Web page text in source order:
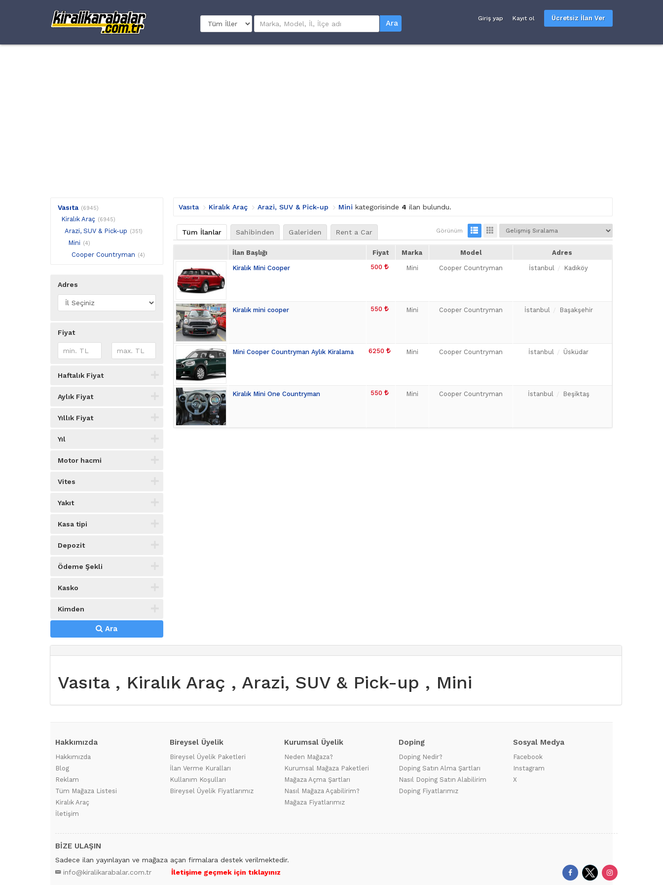
Ara
Giriş yap Kayıt ol Ücretsiz İlan Ver
Vasıta (6945)
Kiralık Araç (6945)
Arazi, SUV & Pick-up (351)
Mini (4)
Cooper Countryman (4)
Adres
Fiyat
Haftalık Fiyat
Aylık Fiyat
Yıllık Fiyat
Yıl
Motor hacmi
Vites
Yakıt
Kasa tipi
Depozit
Ödeme Şekli
Kasko
Kimden
Ara
Vasıta Kiralık Araç Arazi, SUV & Pick-up Mini kategorisinde 4 ilan bulundu.
Tüm İlanlar Sahibinden Galeriden Rent a Car Görünüm
İlan Başlığı Fiyat Marka Model Adres
Kiralık Mini Cooper 500 Mini Cooper Countryman İstanbul Kadıköy
Kiralık mini cooper 550 Mini Cooper Countryman İstanbul Başakşehir
Mini Cooper Countryman Aylık Kiralama 6250 Mini Cooper Countryman İstanbul Üsküdar
Kiralık Mini One Countryman 550 Mini Cooper Countryman İstanbul Beşiktaş
Vasıta , Kiralık Araç , Arazi, SUV & Pick-up , Mini
Hakkımızda
Hakkımızda
Blog
Reklam
Tüm Mağaza Listesi
Kiralık Araç
İletişim
Bireysel Üyelik
Bireysel Üyelik Paketleri
İlan Verme Kuralları
Kullanım Koşulları
Bireysel Üyelik Fiyatlarımız
Kurumsal Üyelik
Neden Mağaza?
Kurumsal Mağaza Paketleri
Mağaza Açma Şartları
Nasıl Mağaza Açabilirim?
Mağaza Fiyatlarımız
Doping
Doping Nedir?
Doping Satın Alma Şartları
Nasıl Doping Satın Alabilirim
Doping Fiyatlarımız
Sosyal Medya
Facebook
Instagram
X
BİZE ULAŞIN
Sadece ilan yayınlayan ve mağaza açan firmalara destek verilmektedir.
info@kiralikarabalar.com.tr
İletişime geçmek için tıklayınız